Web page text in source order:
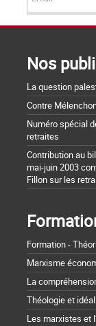
Nos
La question
Contre
Numéro spécial
retraites
Contribution au
mai-juin 2003
Fillon sur les
Formation -
Marxisme
La
Théologie et
Les marxistes et